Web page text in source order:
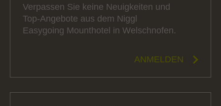
Verpassen Sie keine Neuigkeiten und
Top-Angebote aus dem Niggl
Easygoing Mounthotel in Welschnofen.
ANMELDEN